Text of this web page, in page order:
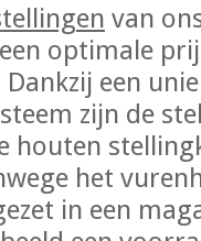
van
optimale
een
zijn de
houten
het
in een